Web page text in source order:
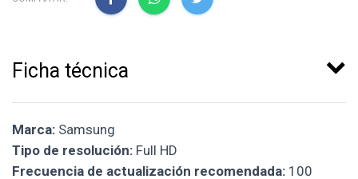
Ficha técnica
Marca: Samsung
Tipo de resolución: Full HD
Frecuencia de actualización recomendada: 100